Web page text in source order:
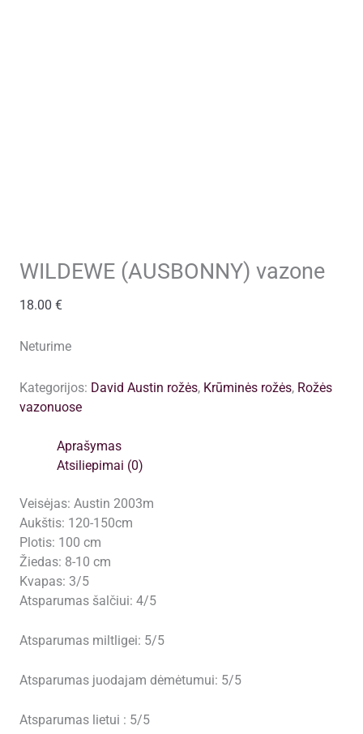
WILDEWE (AUSBONNY) vazone
18.00 €
Neturime
Kategorijos: David Austin rožės, Krūminės rožės, Rožės
vazonuose
Aprašymas
Atsiliepimai (0)
Veisėjas: Austin 2003m
Aukštis: 120-150cm
Plotis: 100 cm
Žiedas: 8-10 cm
Kvapas: 3/5
Atsparumas šalčiui: 4/5
Atsparumas miltligei: 5/5
Atsparumas juodajam dėmėtumui: 5/5
Atsparumas lietui : 5/5